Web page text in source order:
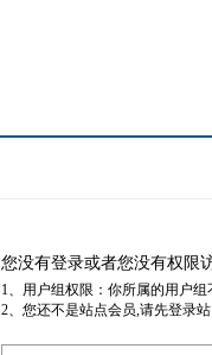
您没有登录或者您没有权限
1、用户组权限：你所属的用户
2、您还不是站点会员,请先登录